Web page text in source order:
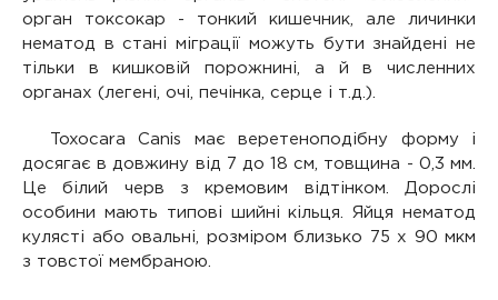
орган токсокар - тонкий кишечник, але личинки
нематод в стані міграції можуть бути знайдені не
тільки в кишковій порожнині, а й в численних
органах (легені, очі, печінка, серце і т.д.).
Toxocara Canis має веретеноподібну форму і
досягає в довжину від 7 до 18 см, товщина - 0,3 мм.
Це білий черв з кремовим відтінком. Дорослі
особини мають типові шийні кільця. Яйця нематод
кулясті або овальні, розміром близько 75 х 90 мкм
з товстої мембраною.